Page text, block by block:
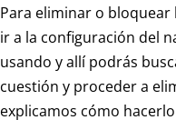
Para eliminar o bloquear
ir a la configuración del
usando y allí podrás
cuestión y proceder a
explicamos cómo